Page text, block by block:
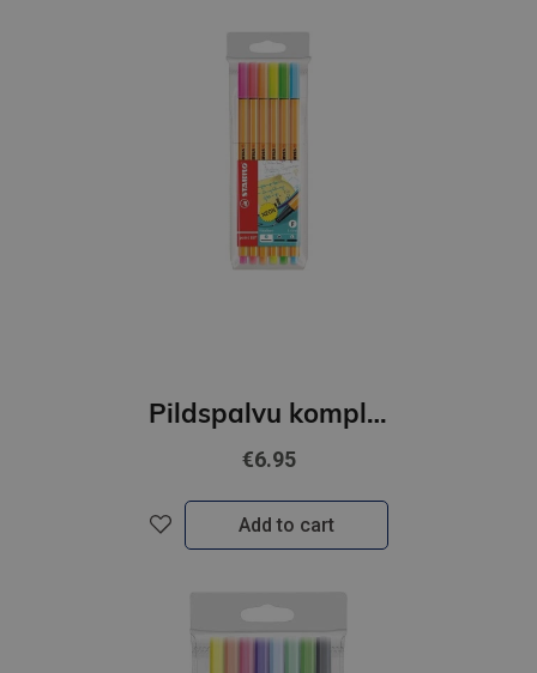
Pildspalvu komplekts STABILO POINT NEON |0.4 mm| 6 krāsas
€6.95
Add to cart